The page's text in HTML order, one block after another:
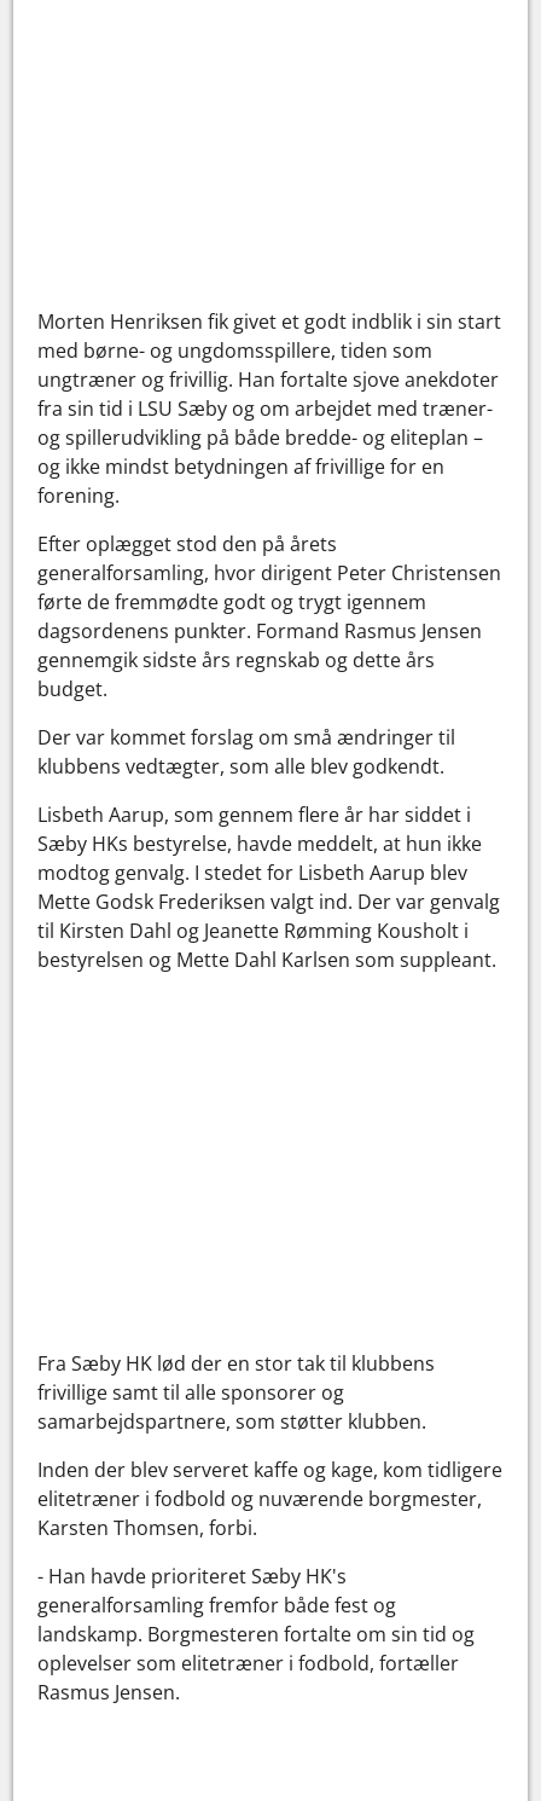
Morten Henriksen fik givet et godt indblik i sin start
med børne- og ungdomsspillere, tiden som
ungtræner og frivillig. Han fortalte sjove anekdoter
fra sin tid i LSU Sæby og om arbejdet med træner-
og spillerudvikling på både bredde- og eliteplan –
og ikke mindst betydningen af frivillige for en
forening.
Efter oplægget stod den på årets
generalforsamling, hvor dirigent Peter Christensen
førte de fremmødte godt og trygt igennem
dagsordenens punkter. Formand Rasmus Jensen
gennemgik sidste års regnskab og dette års
budget.
Der var kommet forslag om små ændringer til
klubbens vedtægter, som alle blev godkendt.
Lisbeth Aarup, som gennem flere år har siddet i
Sæby HKs bestyrelse, havde meddelt, at hun ikke
modtog genvalg. I stedet for Lisbeth Aarup blev
Mette Godsk Frederiksen valgt ind. Der var genvalg
til Kirsten Dahl og Jeanette Rømming Kousholt i
bestyrelsen og Mette Dahl Karlsen som suppleant.
Fra Sæby HK lød der en stor tak til klubbens
frivillige samt til alle sponsorer og
samarbejdspartnere, som støtter klubben.
Inden der blev serveret kaffe og kage, kom tidligere
elitetræner i fodbold og nuværende borgmester,
Karsten Thomsen, forbi.
- Han havde prioriteret Sæby HK's
generalforsamling fremfor både fest og
landskamp. Borgmesteren fortalte om sin tid og
oplevelser som elitetræner i fodbold, fortæller
Rasmus Jensen.